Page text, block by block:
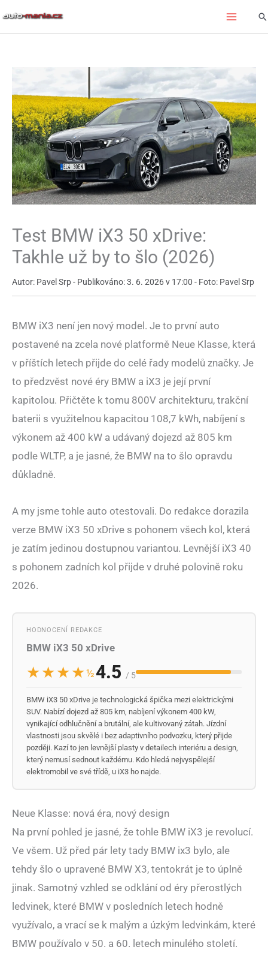
Test BMW iX3 50 xDrive:
Takhle už by to šlo (2026)
Autor: Pavel Srp - Publikováno: 3. 6. 2026 v 17:00 - Foto: Pavel Srp
BMW iX3 není jen nový model. Je to první auto
postavené na zcela nové platformě Neue Klasse, která
v příštích letech přijde do celé řady modelů značky. Je
to předzvěst nové éry BMW a iX3 je její první
kapitolou. Přičtěte k tomu 800V architekturu, trakční
baterii s využitelnou kapacitou 108,7 kWh, nabíjení s
výkonem až 400 kW a udávaný dojezd až 805 km
podle WLTP, a je jasné, že BMW na to šlo opravdu
důkladně.
A my jsme tohle auto otestovali. Do redakce dorazila
verze BMW iX3 50 xDrive s pohonem všech kol, která
je zatím jedinou dostupnou variantou. Levnější iX3 40
s pohonem zadních kol přijde v druhé polovině roku
2026.
HODNOCENÍ REDAKCE
BMW iX3 50 xDrive
★★★★½4.5 / 5
BMW iX3 50 xDrive je technologická špička mezi elektrickými
SUV. Nabízí dojezd až 805 km, nabíjení výkonem 400 kW,
vynikající odhlučnění a brutální, ale kultivovaný zátah. Jízdní
vlastnosti jsou skvělé i bez adaptivního podvozku, který přijde
později. Kazí to jen levnější plasty v detailech interiéru a design,
který nemusí sednout každému. Kdo hledá nejvyspělejší
elektromobil ve své třídě, u iX3 ho najde.
Neue Klasse: nová éra, nový design
Na první pohled je jasné, že tohle BMW iX3 je revolucí.
Ve všem. Už před pár lety tady BMW ix3 bylo, ale
tehdy šlo o upravené BMW X3, tentokrát je to úplně
jinak. Samotný vzhled se odklání od éry přerostlých
ledvinek, které BMW v posledních letech hodně
využívalo, a vrací se k malým a úzkým ledvinkám, které
BMW používalo v 50. a 60. letech minulého století.